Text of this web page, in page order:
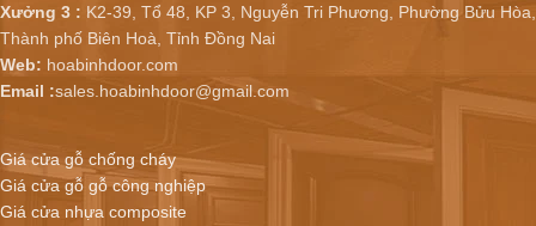
Xưởng 3 : K2-39, Tổ 48, KP 3, Nguyễn Tri Phương, Phường Bửu Hòa,
Thành phố Biên Hoà, Tỉnh Đồng Nai
Web: hoabinhdoor.com
Email :sales.hoabinhdoor@gmail.com
Giá cửa gỗ chống cháy
Giá cửa gỗ gỗ công nghiệp
Giá cửa nhựa composite